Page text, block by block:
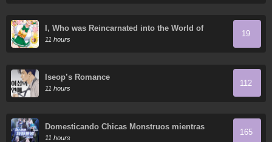
I, Who was Reincarnated into the World of
Eroge, Will Make the NTR Heroine Happy with
My Love.
11 hours
19
Iseop’s Romance
11 hours
112
Domesticando Chicas Monstruos mientras
Todos Domestican Meros Monstruos
11 hours
165